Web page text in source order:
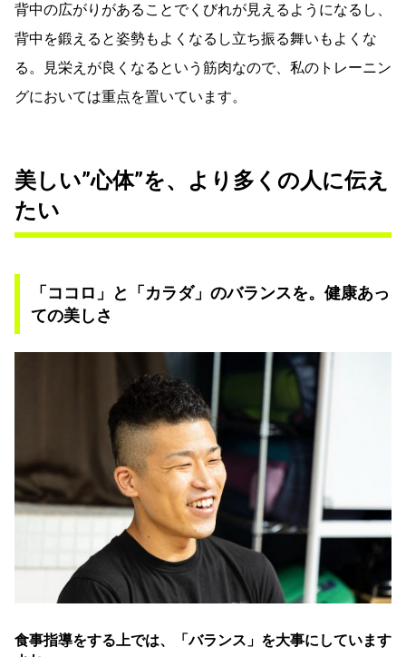
背中の広がりがあることでくびれが見えるようになるし、
背中を鍛えると姿勢もよくなるし立ち振る舞いもよくな
る。見栄えが良くなるという筋肉なので、私のトレーニン
グにおいては重点を置いています。
美しい”心体”を、より多くの人に伝え
たい
「ココロ」と「カラダ」のバランスを。健康あっ
ての美しさ
食事指導をする上では、「バランス」を大事にしています